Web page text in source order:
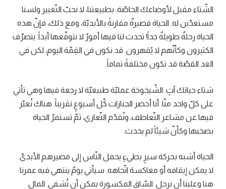
الشّتاء مقبل لأوضاعك الخاصّة. بطبيعتنا، لا نحبّ التّغيير ولسنا
مستعدّين له. الحياة قصيرةٌ مقارنةً بالأبديّة، ومع ذلك، فإنّ هذه
الحياة رحلةٌ طويلةٌ جداً! تحدث لنا فيها أمورٌ لا نتوقّعها أبداً. يتصرّف
الكثيرون وكأنّهم لا يُقهرون. قد نكون في القِمّة اليوم، لكن في
الغد القصّة قد تكون مختلفةً تماماً.
شتاء حياتك آتٍ. الشّيخوخة عمليّة طبيعيّة لا رجعة فيها وهي تأتي
على كلّ واحد منّا. أنا أحضر الجنازات كّل أسبوعٍ تقريباً. هناك نُعبّر
فيها عن مشاعر التّعاطف، ونُقدّم التّعازي، ثمّ تستمرّ الحياة
بصخبها وكأنّ شيئاً لم يحدث.
الحياة أشبه بحركة سيرٍ بطيءٍ يحمل النّاس إلى مصيرهم الأبديّ.
لا يمكن إيقافه أو معاكسة اتّجاهه. سيأتي يومٌ ينتهي فيه عمرنا
هنا وعلينا أن نرحل. السّاق المكسورة يمكن أن تُشفى. المال